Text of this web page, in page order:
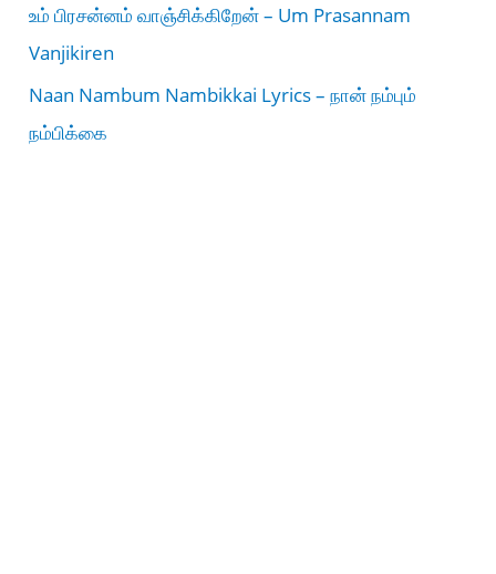
உம் பிரசன்னம் வாஞ்சிக்கிறேன் – Um Prasannam
Vanjikiren
Naan Nambum Nambikkai Lyrics – நான் நம்பும்
நம்பிக்கை